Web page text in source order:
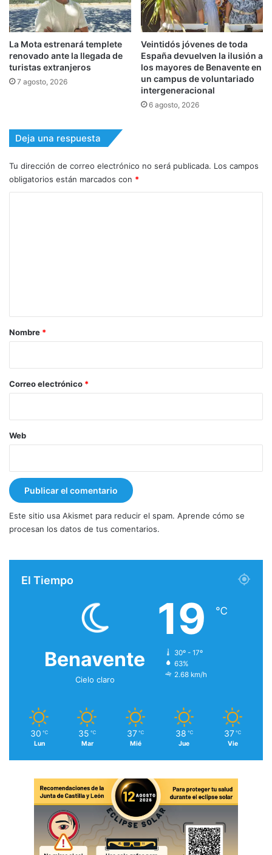
La Mota estrenará templete
renovado ante la llegada de
turistas extranjeros
7 agosto, 2026
Veintidós jóvenes de toda
España devuelven la ilusión a
los mayores de Benavente en
un campus de voluntariado
intergeneracional
6 agosto, 2026
Deja una respuesta
Tu dirección de correo electrónico no será publicada. Los campos
obligatorios están marcados con *
r
*
Nombre *
Correo electrónico *
Web
Este sitio usa Akismet para reducir el spam. Aprende cómo se
procesan los datos de tus comentarios.
El Tiempo
Benavente
Cielo claro
19 ℃
30º - 17º
63%
2.68 km/h
30 ℃
Lun
35 ℃
Mar
37 ℃
Mié
38 ℃
Jue
37 ℃
Vie